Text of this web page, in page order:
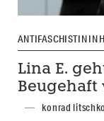
ANTIFASCHISTIN IN
Lina E.
Beugehaft
konrad litschko